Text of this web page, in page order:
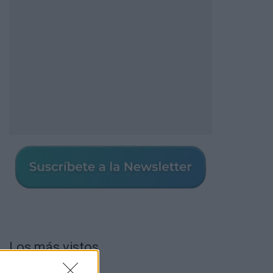
Los más vistos